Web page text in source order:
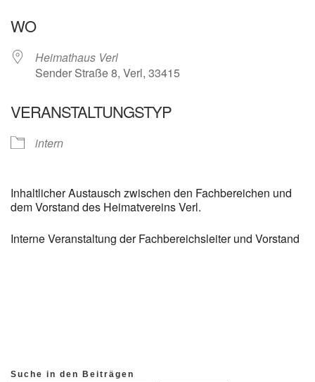
WO
Heimathaus Verl
Sender Straße 8, Verl, 33415
VERANSTALTUNGSTYP
intern
Inhaltlicher Austausch zwischen den Fachbereichen und
dem Vorstand des Heimatvereins Verl.
Interne Veranstaltung der Fachbereichsleiter und Vorstand
Suche in den Beiträgen